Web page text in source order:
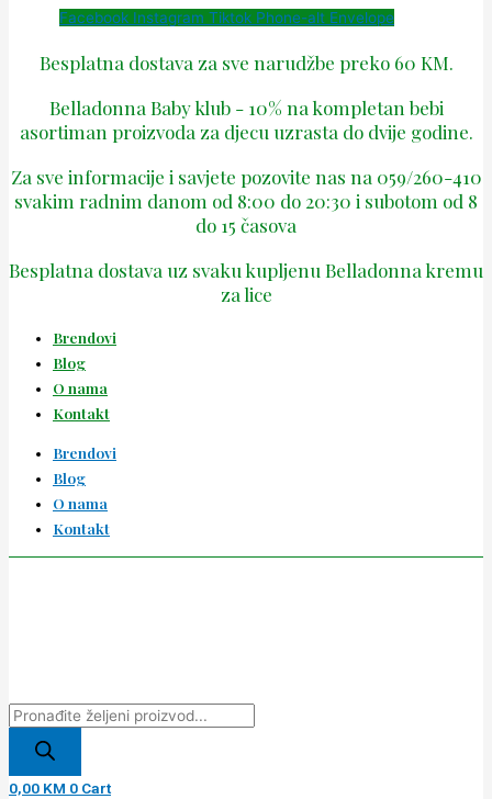
Facebook Instagram Tiktok Phone-alt Envelope
Besplatna dostava za sve narudžbe preko 60 KM.
Belladonna Baby klub - 10% na kompletan bebi
asortiman proizvoda za djecu uzrasta do dvije godine.
Za sve informacije i savjete pozovite nas na 059/260-410
svakim radnim danom od 8:00 do 20:30 i subotom od 8
do 15 časova
Besplatna dostava uz svaku kupljenu Belladonna kremu
za lice
Brendovi
Blog
O nama
Kontakt
Brendovi
Blog
O nama
Kontakt
0,00 KM 0 Cart